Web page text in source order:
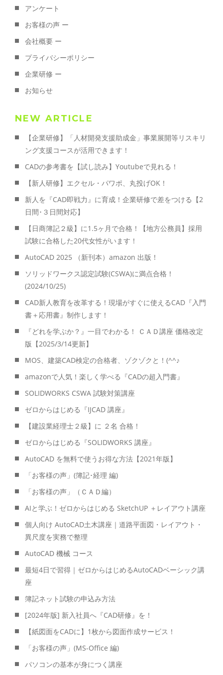
アンケート
お客様の声 ー
会社概要 ー
プライバシーポリシー
企業研修 ー
お知らせ
NEW ARTICLE
【企業研修】「人材開発支援助成金」事業展開等リスキリ
ング支援コースが活用できます！
CADの参考書を【試し読み】Youtubeで見れる！
【新人研修】エクセル・パワポ、丸投げOK！
新人を『CAD即戦力』に育成！企業研修で差をつける【2
日間･３日間対応】
【日商簿記２級】に1.5ヶ月で合格！【地方公務員】採用
試験に合格した20代女性がいます！
AutoCAD 2025 （新刊本）amazon 出版！
ソリッドワークス認定試験(CSWA)に満点合格！
(2024/10/25)
CAD新人教育を改革する！現場がすぐに使えるCAD『入門
書＋応用書』制作します！
『どれを学ぶか？』一目でわかる！ ＣＡＤ講座 価格改定
版【2025/3/14更新】
MOS、建築CAD検定の合格者、ゾクゾクと！(^^♪
amazonで人気！楽しく学べる『CADの超入門書』
SOLIDWORKS CSWA 試験対策講座
ゼロからはじめる『IJCAD 講座』
【建設業経理士２級】に ２名 合格！
ゼロからはじめる『SOLIDWORKS 講座』
AutoCAD を無料で使うお得な方法【2021年版】
「お客様の声」(簿記･経理 編)
「お客様の声」（ＣＡＤ編）
AIと学ぶ！ゼロからはじめる SketchUP ＋レイアウト講座
個人向け AutoCAD土木講座｜道路平面図・レイアウト・
異尺度を実務で整理
AutoCAD 機械 コース
最短4日で習得｜ゼロからはじめるAutoCADベーシック講
座
簿記ネット試験の申込み方法
[2024年版] 新入社員へ『CAD研修』を！
【紙図面をCADに】1枚から図面作成サービス！
「お客様の声」(MS-Office 編)
パソコンの基本が身につく講座